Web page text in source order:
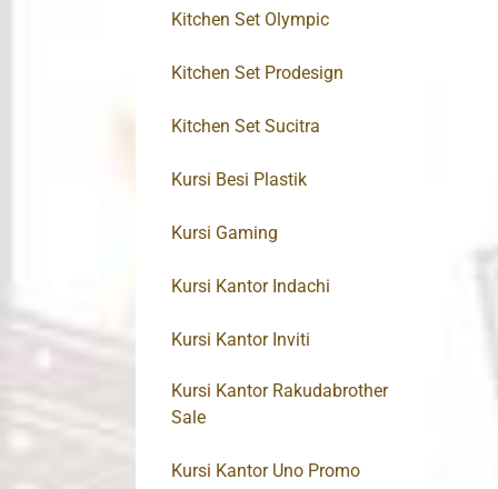
Kitchen Set Olympic
Kitchen Set Prodesign
Kitchen Set Sucitra
Kursi Besi Plastik
Kursi Gaming
Kursi Kantor Indachi
Kursi Kantor Inviti
Kursi Kantor Rakudabrother
Sale
Kursi Kantor Uno Promo